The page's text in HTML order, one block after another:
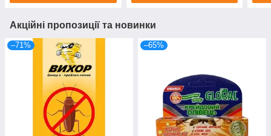
Акційні пропозиції та новинки
–71% –65%